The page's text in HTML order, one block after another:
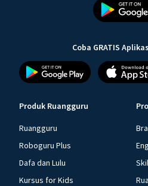
Coba GRATIS
Produk Ruangguru
Ruangguru
Roboguru Plus
Dafa dan Lulu
Kursus for Kids